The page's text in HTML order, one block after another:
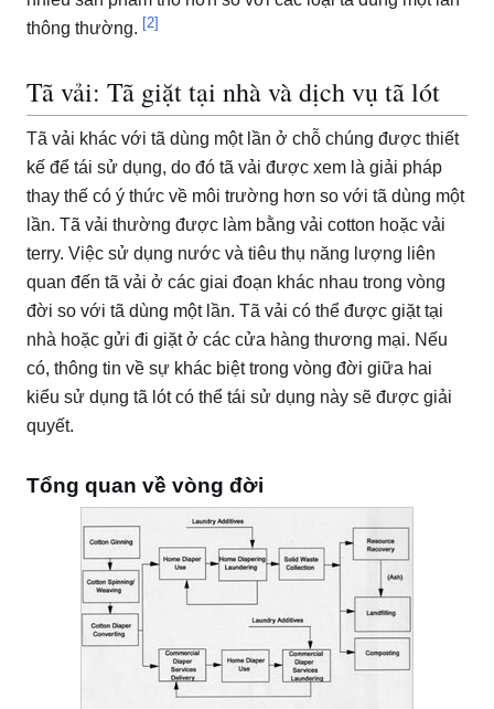
thông thường. [2]
Tã vải: Tã giặt tại nhà và dịch vụ tã lót
Tã vải khác với tã dùng một lần ở chỗ chúng được thiết
kế để tái sử dụng, do đó tã vải được xem là giải pháp
thay thế có ý thức về môi trường hơn so với tã dùng một
lần. Tã vải thường được làm bằng vải cotton hoặc vải
terry. Việc sử dụng nước và tiêu thụ năng lượng liên
quan đến tã vải ở các giai đoạn khác nhau trong vòng
đời so với tã dùng một lần. Tã vải có thể được giặt tại
nhà hoặc gửi đi giặt ở các cửa hàng thương mại. Nếu
có, thông tin về sự khác biệt trong vòng đời giữa hai
kiểu sử dụng tã lót có thể tái sử dụng này sẽ được giải
quyết.
Tổng quan về vòng đời